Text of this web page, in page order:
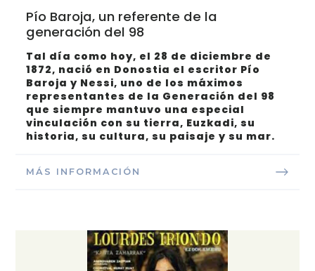
Pío Baroja, un referente de la
generación del 98
Tal día como hoy, el 28 de diciembre de
1872, nació en Donostia el escritor Pío
Baroja y Nessi, uno de los máximos
representantes de la Generación del 98
que siempre mantuvo una especial
vinculación con su tierra, Euzkadi, su
historia, su cultura, su paisaje y su mar.
MÁS INFORMACIÓN